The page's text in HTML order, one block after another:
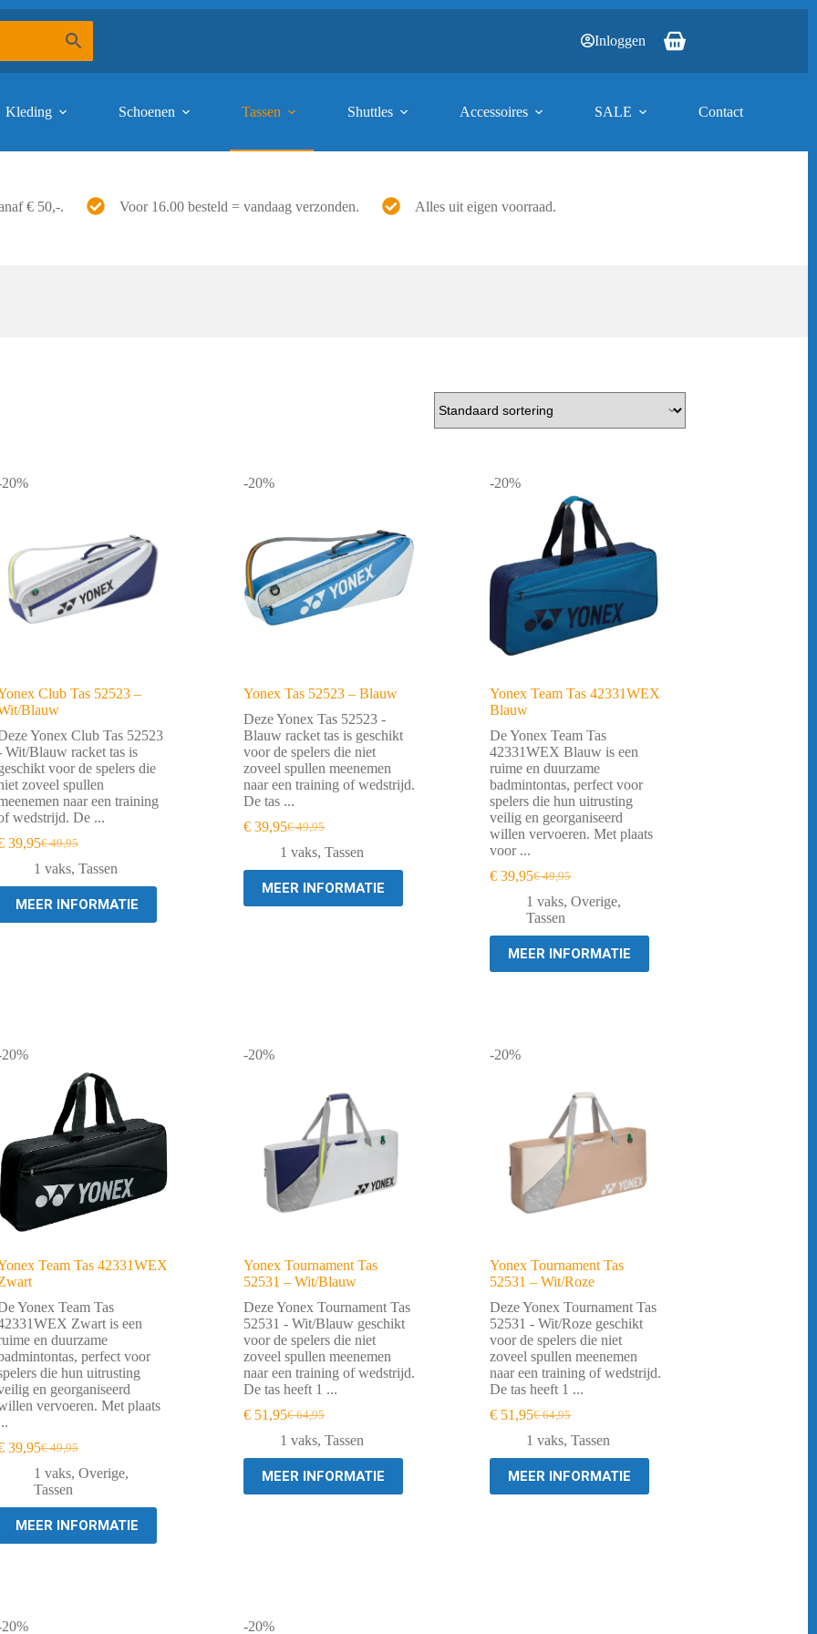
Inloggen Winkelwagen
Kleding Schoenen Tassen Shuttles Accessoires SALE Contact
€ 50,-. Voor 16.00 besteld = vandaag verzonden. Alles uit eigen voorraad.
Club Tas 52523 –
Blauw
Yonex Club Tas 52523
Wit/Blauw racket tas is
voor de spelers die
zoveel spullen
naar een training
wedstrijd. De ...
€49,95
Oorspronkelijke
prijs
was:
€ 49,95.
39,95Huidige
prijs
is:
€ 39,95.
1 vaks, Tassen
MEER INFORMATIE
-20%
Yonex Tas 52523 – Blauw
Deze Yonex Tas 52523 -
Blauw racket tas is geschikt
voor de spelers die niet
zoveel spullen meenemen
naar een training of wedstrijd.
De tas ...
€49,95
Oorspronkelijke
prijs
was:
€ 49,95.
€ 39,95Huidige
prijs
is:
€ 39,95.
1 vaks,Tassen
MEER INFORMATIE
-20%
Yonex Team Tas 42331WEX
Blauw
De Yonex Team Tas
42331WEX Blauw is een
ruime en duurzame
badmintontas, perfect voor
spelers die hun uitrusting
veilig en georganiseerd
willen vervoeren. Met plaats
voor ...
€49,95
Oorspronkelijke
prijs
was:
€ 49,95.
€ 39,95Huidige
prijs
is:
€ 39,95.
1 vaks,Overige,
Tassen
MEER INFORMATIE
Team Tas 42331WEX
Yonex Team Tas
Zwart is een
en duurzame
perfect voor
die hun uitrusting
en georganiseerd
vervoeren. Met plaats
€49,95
Oorspronkelijke
prijs
was:
€ 49,95.
39,95Huidige
prijs
is:
€ 39,95.
1 vaks, Overige,
Tassen
MEER INFORMATIE
-20%
Yonex Tournament Tas
52531 – Wit/Blauw
Deze Yonex Tournament Tas
52531 - Wit/Blauw geschikt
voor de spelers die niet
zoveel spullen meenemen
naar een training of wedstrijd.
De tas heeft 1 ...
€64,95
Oorspronkelijke
prijs
was:
€ 64,95.
€ 51,95Huidige
prijs
is:
€ 51,95.
1 vaks,Tassen
MEER INFORMATIE
-20%
Yonex Tournament Tas
52531 – Wit/Roze
Deze Yonex Tournament Tas
52531 - Wit/Roze geschikt
voor de spelers die niet
zoveel spullen meenemen
naar een training of wedstrijd.
De tas heeft 1 ...
€64,95
Oorspronkelijke
prijs
was:
€ 64,95.
€ 51,95Huidige
prijs
is:
€ 51,95.
1 vaks,Tassen
MEER INFORMATIE
-20%